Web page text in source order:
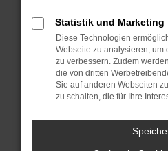
Betriebssystem auf
sind.
Veraltete Software birgt
Sicherheitsrisiko,
führen, dass bestimmte
unterstützt werden.
Wende dich an den
Wenn du alle oben
Statistik und Marketing
Diese Technologien
Webseite zu analysieren, um
zu verbessern. Zudem
die von dritten
Sie auf anderen Webseiten
zu schalten, die für Ihre